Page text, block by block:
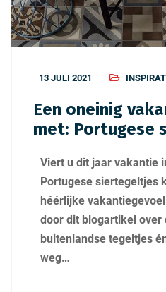
13 JULI 2021
Een oneinig
met: Portugese
Viert u dit jaar vakantie
Portugese siertegeltjes
héérlijke
door dit blogartikel over
buitenlandse tegeltjes
weg…